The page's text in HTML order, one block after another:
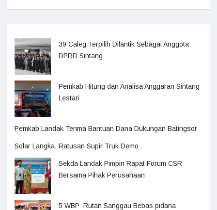
39 Caleg Terpilih Dilantik Sebagai Anggota
DPRD Sintang
Pemkab Hitung dan Analisa Anggaran Sintang
Lestari
Pemkab Landak Terima Bantuan Dana Dukungan Batingsor
Solar Langka, Ratusan Supir Truk Demo
Sekda Landak Pimpin Rapat Forum CSR
Bersama Pihak Perusahaan
5 WBP Rutan Sanggau Bebas pidana